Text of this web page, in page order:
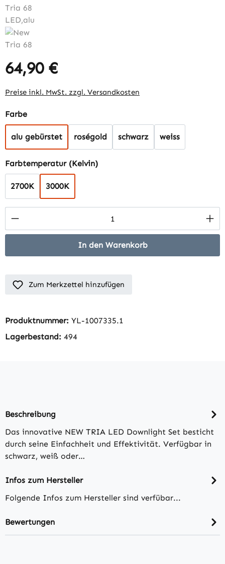
Regulärer Preis:
64,90 €
Preise inkl. MwSt. zzgl. Versandkosten
Farbeauswählen
alu gebürstet roségold schwarz weiss
Farbtemperatur (Kelvin)auswählen
2700K 3000K
Produkt Anzahl: Gib den gewünschten
In den Warenkorb
Zum Merkzettel hinzufügen
Produktnummer: YL-1007335.1
Lagerbestand: 494
Beschreibung
Das innovative NEW TRIA LED Downlight Set besticht
durch seine Einfachheit und Effektivität. Verfügbar in
schwarz, weiß oder…
Infos zum Hersteller
Folgende Infos zum Hersteller sind verfübar...
Bewertungen